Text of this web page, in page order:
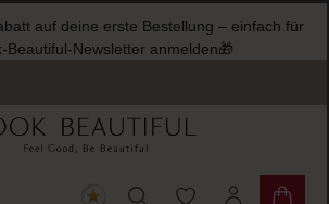
auf deine erste Bestellung – einfach für
Beautiful-Newsletter anmelden🎁
Du hast 0